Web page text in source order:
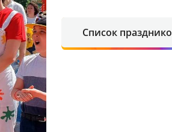
Список